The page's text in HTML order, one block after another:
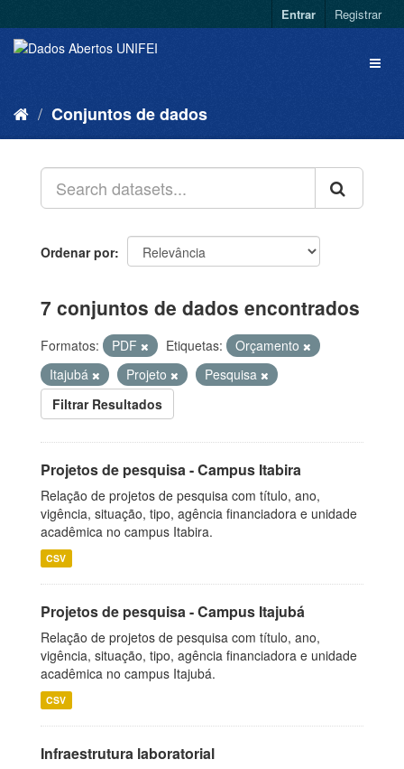
Entrar Registrar
Conjuntos de dados
Ordenar por
7 conjuntos de dados encontrados
Formatos: PDF Etiquetas:
Orçamento
Itajubá
Projeto
Pesquisa
Filtrar Resultados
Projetos de pesquisa - Campus Itabira
Relação de projetos de pesquisa com título, ano,
vigência, situação, tipo, agência financiadora e unidade
acadêmica no campus Itabira.
CSV
Projetos de pesquisa - Campus Itajubá
Relação de projetos de pesquisa com título, ano,
vigência, situação, tipo, agência financiadora e unidade
acadêmica no campus Itajubá.
CSV
Infraestrutura laboratorial